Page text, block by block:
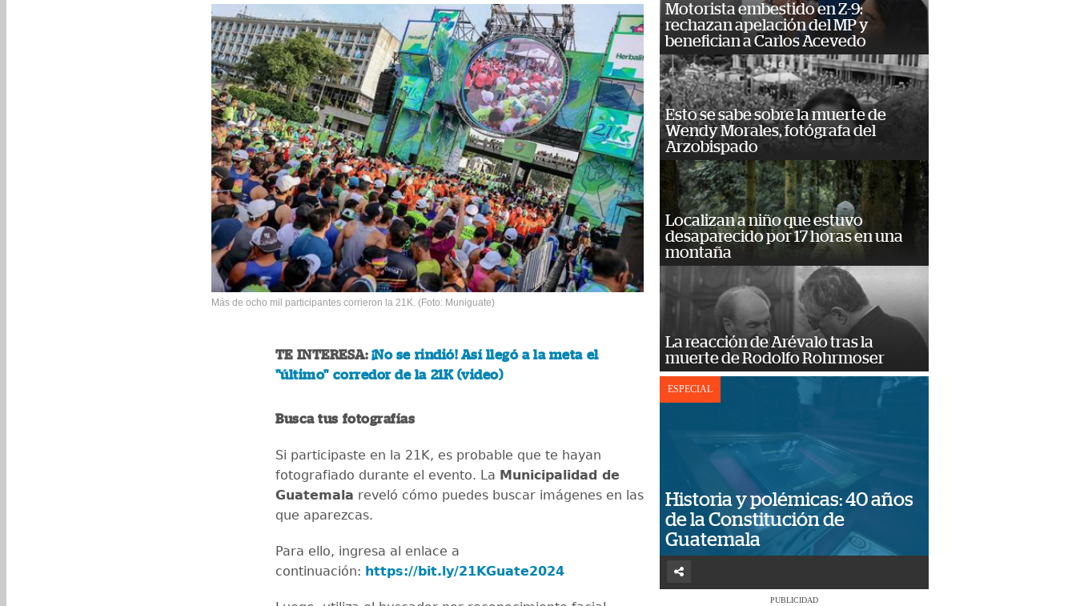
Más de ocho mil participantes corrieron la 21K. (Foto: Muniguate)
TE INTERESA: ¡No se rindió! Así llegó a la meta el
"último" corredor de la 21K (video)
Busca tus fotografías
Si participaste en la 21K, es probable que te hayan
fotografiado durante el evento. La Municipalidad de
Guatemala reveló cómo puedes buscar imágenes en las
que aparezcas.
Para ello, ingresa al enlace a
continuación: https://bit.ly/21KGuate2024
Motorista embestido en Z-9:
rechazan apelación del MP y
benefician a Carlos Acevedo
Esto se sabe sobre la muerte de
Wendy Morales, fotógrafa del
Arzobispado
Localizan a niño que estuvo
desaparecido por 17 horas en una
montaña
La reacción de Arévalo tras la
muerte de Rodolfo Rohrmoser
ESPECIAL
Historia y polémicas: 40 años
de la Constitución de
Guatemala
PUBLICIDAD